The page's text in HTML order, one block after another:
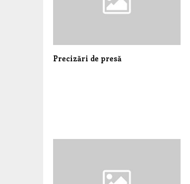
Precizări de presă